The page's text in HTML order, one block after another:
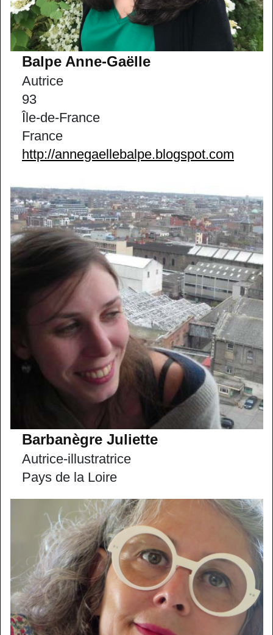
Balpe Anne-Gaëlle
Autrice
93
Île-de-France
France
http://annegaellebalpe.blogspot.com
Barbanègre Juliette
Autrice-illustratrice
Pays de la Loire